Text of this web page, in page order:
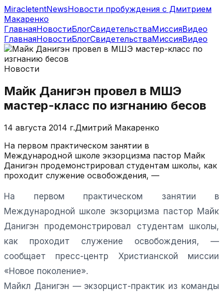
MiracletentNewsНовости пробуждения с Дмитрием
Макаренко
ГлавнаяНовостиБлогСвидетельстваМиссияВидео
ГлавнаяНовостиБлогСвидетельстваМиссияВидео
Новости
Майк Данигэн провел в МШЭ
мастер-класс по изгнанию бесов
14 августа 2014 г.Дмитрий Макаренко
На первом практическом занятии в
Международной школе экзорцизма пастор Майк
Данигэн продемонстрировал студентам школы, как
проходит служение освобождения, —
На первом практическом занятии в
Международной школе экзорцизма пастор Майк
Данигэн продемонстрировал студентам школы,
как проходит служение освобождения, —
сообщает пресс-центр Христианской миссии
«Новое поколение».
Майкл Данигэн — экзорцист-практик из команды